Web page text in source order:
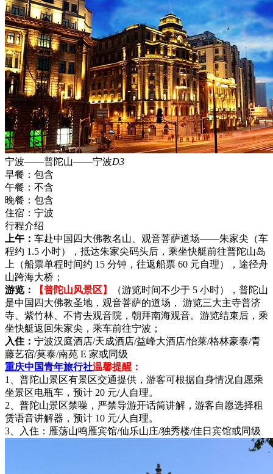
宁波——普陀山——宁波D3
早餐： 包含
午餐： 不含
晚餐： 包含
住宿： 宁波
行程介绍
上午： 车赴中国四大佛教名山、观音菩萨道场——朱家尖（车
程约 1.5 小时），抵达朱家尖码头后，乘坐快艇前往普陀山岛
上（船票单程时间约 15 分钟，往返船票 60 元自理），途径舟
山跨海大桥；
游览：
【普陀山风景区】
（游览时间不少于 5 小时），普陀山
是中国四大佛教圣地，观音菩萨的道场， 游览三大主寺普济
寺、紫竹林、不肯去观音院，朝拜南海观音。游览结束后，乘
坐快艇返回朱家尖，乘车前往宁波；
入住： 宁波汉庭酒店/天成酒店/益峰大酒店/怡莱/格林豪泰/青
藤艺宿/莫泰/南苑 E 家或同级
重庆中国青年旅行社温馨提醒：
1、普陀山景区有景区交通提供，游客可根据自身情况自愿乘
坐景区电瓶车，预计 20 元/人自理。
2、普陀山景区禁噪，严禁导游开话筒讲解，游客自愿选择租
赁语音讲解器，预计 10 元/人自理。
3、入住：雁荡山鸣雁宾馆/仙乐山庄/独秀楼/佳日宾馆或同级